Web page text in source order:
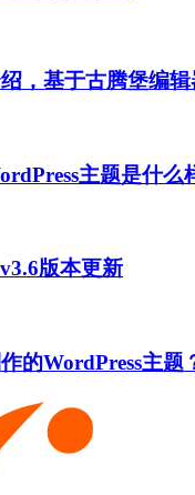
，基于古腾堡编
主题是什么
版本更新
的WordPress主题